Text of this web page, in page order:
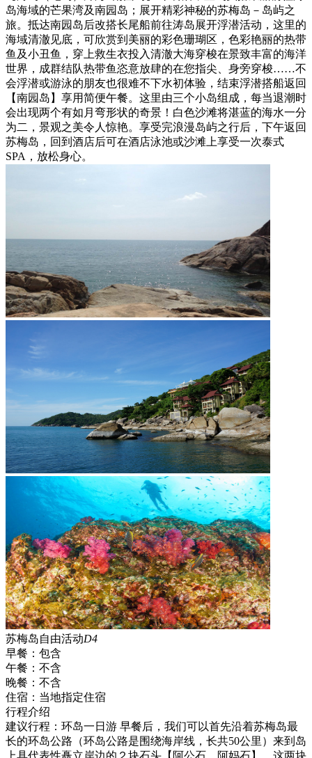
岛海域的芒果湾及南园岛；展开精彩神秘的苏梅岛－岛屿之
旅。抵达南园岛后改搭长尾船前往涛岛展开浮潜活动，这里的
海域清澈见底，可欣赏到美丽的彩色珊瑚区，色彩艳丽的热带
鱼及小丑鱼，穿上救生衣投入清澈大海穿梭在景致丰富的海洋
世界，成群结队热带鱼恣意放肆的在您指尖、身旁穿梭……不
会浮潜或游泳的朋友也很难不下水初体验，结束浮潜搭船返回
【南园岛】享用简便午餐。这里由三个小岛组成，每当退潮时
会出现两个有如月弯形状的奇景！白色沙滩将湛蓝的海水一分
为二，景观之美令人惊艳。享受完浪漫岛屿之行后，下午返回
苏梅岛，回到酒店后可在酒店泳池或沙滩上享受一次泰式
SPA，放松身心。
苏梅岛自由活动D4
早餐： 包含
午餐： 不含
晚餐： 不含
住宿： 当地指定住宿
行程介绍
建议行程：环岛一日游 早餐后，我们可以首先沿着苏梅岛最
长的环岛公路（环岛公路是围绕海岸线，长共50公里）来到岛
上具代表性矗立岸边的２块石头【阿公石、阿妈石】，这两块